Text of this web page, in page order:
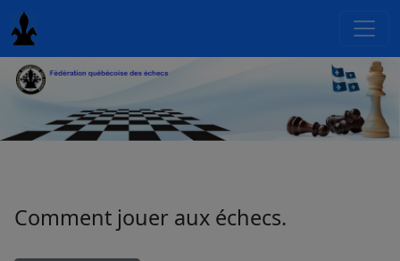
Comment jouer aux échecs.